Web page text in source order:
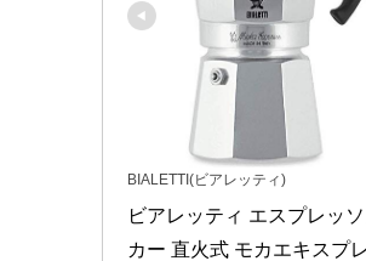
BIALETTI(ビアレッティ)
ビアレッティ エスプレッ
カー 直火式 モカエキスプ